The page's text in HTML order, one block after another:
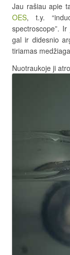
Jau rašiau apie
OES, t.y.
spectroscope”.
gal ir didesnio
tiriamas
Nuotraukoje ji